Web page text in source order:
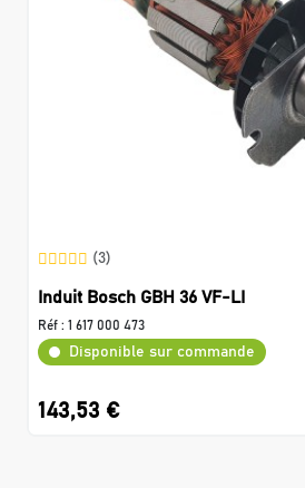
(3)
Induit Bosch GBH 36 VF-LI
Réf : 1 617 000 473
Disponible sur commande
143,53 €